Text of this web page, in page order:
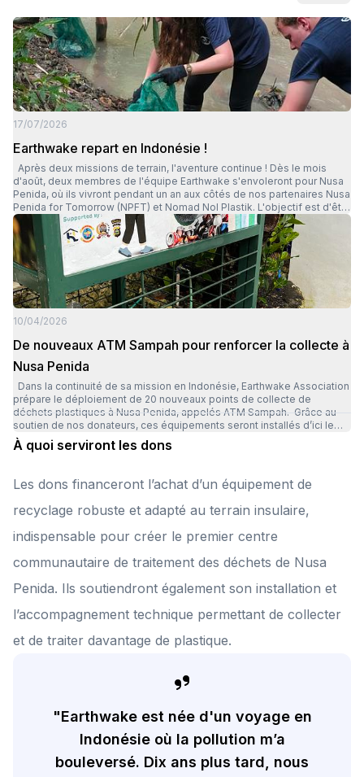
17/07/2026
Earthwake repart en Indonésie !
Après deux missions de terrain, l'aventure continue ! Dès le mois
d'août, deux membres de l'équipe Earthwake s'envoleront pour Nusa
Penida, où ils vivront pendant un an aux côtés de nos partenaires Nusa
Penida for Tomorrow (NPFT) et Nomad Nol Plastik. L'objectif est d'être
présents sur place pour accompagner le lancement du projet, suivre
son avancée au quotidien et aider nos partenaires à relever les défis
qui se présenteront. Cette présence de longue durée nous permettra
d'adapter nos actions aux besoins du terrain et de construire le projet
ensemble, étape par étape. Merci à toutes celles et ceux qui rendent
cette aventure possible. C'est aussi grâce à votre soutien que nous
pouvons être présents aux côtés de nos partenaires et donner à ce
projet toutes les chances de réussir.
10/04/2026
De nouveaux ATM Sampah pour renforcer la collecte à
Nusa Penida
Dans la continuité de sa mission en Indonésie, Earthwake Association
prépare le déploiement de 20 nouveaux points de collecte de
déchets plastiques à Nusa Penida, appelés ATM Sampah. Grâce au
soutien de nos donateurs, ces équipements seront installés d’ici le
mois de juin dans des écoles et des zones publiques stratégiques,
afin de faciliter le tri et de sensibiliser la population, en particulier les
déchets collectés et à limiter leur dispersion dans l’environnement,
tout en renforçant une filière locale de gestion des plastiques. Elle
s’inscrit dans une démarche progressive visant, à terme, le
développement de solutions de valorisation locale. Merci encore pour
votre soutien à nos côtés ! 🌱
À quoi serviront les dons
Les dons financeront l’achat d’un équipement de
recyclage robuste et adapté au terrain insulaire,
indispensable pour créer le premier centre
communautaire de traitement des déchets de Nusa
Penida. Ils soutiendront également son installation et
l’accompagnement technique permettant de collecter
et de traiter davantage de plastique.
"Earthwake est née d'un voyage en
Indonésie où la pollution m’a
bouleversé. Dix ans plus tard, nous